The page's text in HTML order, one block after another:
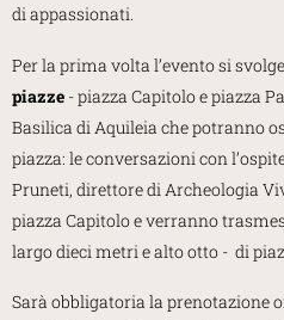
di appassionati.
Per la prima volta l’evento si
piazze - piazza Capitolo e piazza
Basilica di Aquileia che potranno
piazza: le conversazioni con
Pruneti, direttore di Archeologia
piazza Capitolo e verranno
largo dieci metri e alto otto - di
Sarà obbligatoria la prenotazione